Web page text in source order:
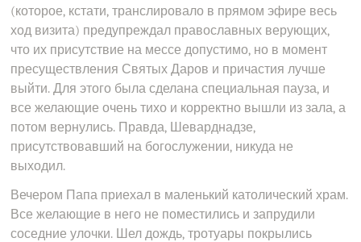
(которое, кстати, транслировало в прямом эфире весь
ход визита) предупреждал православных верующих,
что их присутствие на мессе допустимо, но в момент
пресуществления Святых Даров и причастия лучше
выйти. Для этого была сделана специальная пауза, и
все желающие очень тихо и корректно вышли из зала, а
потом вернулись. Правда, Шеварднадзе,
присутствовавший на богослужении, никуда не
выходил.
Вечером Папа приехал в маленький католический храм.
Все желающие в него не поместились и запрудили
соседние улочки. Шел дождь, тротуары покрылись